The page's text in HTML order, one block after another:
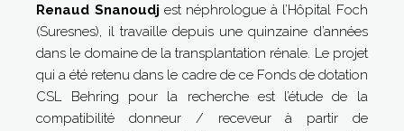
Renaud Snanoudj est néphrologue à l’Hôpital Foch
(Suresnes), il travaille depuis une quinzaine d’années
dans le domaine de la transplantation rénale. Le projet
qui a été retenu dans le cadre de ce Fonds de dotation
CSL Behring pour la recherche est l’étude de la
compatibilité donneur / receveur à partir de